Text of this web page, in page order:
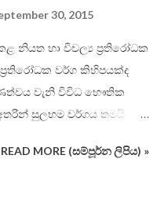
30, 2015
නියත හා විචල්‍ය ප්‍රතිරෝධක
වර්ග කිහිපයක්ද
වැනි විවිධ භෞතික
සුලභම වර්ගය තමයි
ප්‍රතිරෝධක” (Light
READ MORE (සම්පූර්න ලිපිය) »